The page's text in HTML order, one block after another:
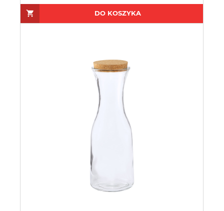
DO KOSZYKA